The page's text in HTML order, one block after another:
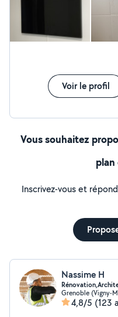
Voir le profil
Vous souhaitez
plan
Inscrivez-vous et
Nassime H
Grenoble (Vigny-
4,8/5 (123